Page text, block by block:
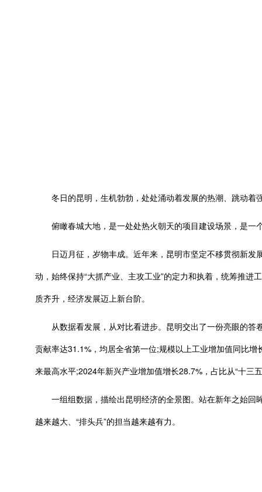
冬日的昆明，生机勃勃，处处涌动着发展的热潮、跳动着
俯瞰春城大地，是一处处热火朝天的项目建设场景，是一
日迈月征，岁物丰成。近年来，昆明市坚定不移贯彻新发展
动，始终保持“大抓产业、主攻工业”的定力和执着，统筹推
质齐升，经济发展迈上新台阶。
从数据看发展，从对比看进步。昆明交出了一份亮眼的答
贡献率达31.1%，均居全省第一位;规模以上工业增加值同比
来最高水平;2024年新兴产业增加值增长28.7%，占比从“十
一组组数据，描绘出昆明经济的全景图。站在新年之始回眸
越来越大、“排头兵”的担当越来越有力。